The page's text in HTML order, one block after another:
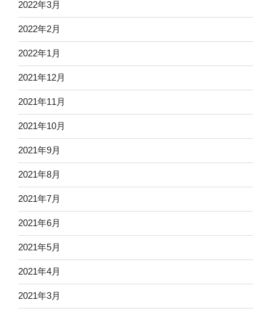
2022年3月
2022年2月
2022年1月
2021年12月
2021年11月
2021年10月
2021年9月
2021年8月
2021年7月
2021年6月
2021年5月
2021年4月
2021年3月